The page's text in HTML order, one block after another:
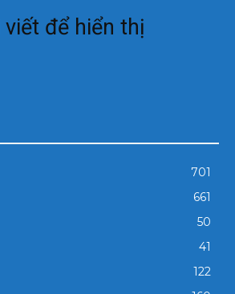
để hiển thị
701
661
50
41
122